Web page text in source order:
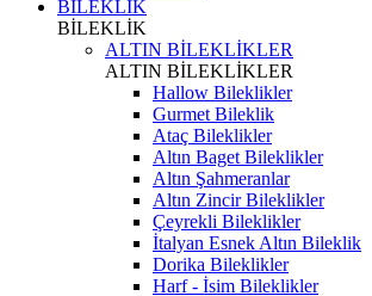
BİLEKLİK
BİLEKLİK
ALTIN BİLEKLİKLER
ALTIN BİLEKLİKLER
Hallow Bileklikler
Gurmet Bileklik
Ataç Bileklikler
Altın Baget Bileklikler
Altın Şahmeranlar
Altın Zincir Bileklikler
Çeyrekli Bileklikler
İtalyan Esnek Altın Bileklik
Dorika Bileklikler
Harf - İsim Bileklikler